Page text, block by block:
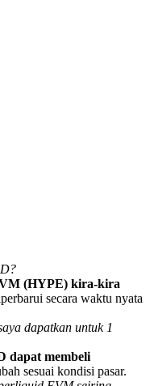
(HYPE) kira-kira
secara waktu nyata
dapatkan untuk 1
dapat membeli
sesuai kondisi pasar.